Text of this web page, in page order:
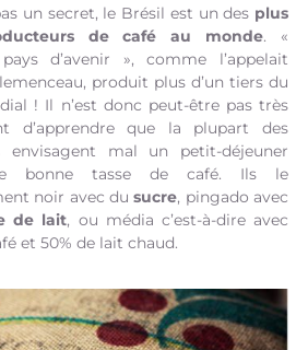
un secret, le Brésil est un des plus
de café au monde. «
pays d’avenir », comme l’appelait
produit plus d’un tiers du
! Il n’est donc peut-être pas très
d’apprendre que la plupart des
envisagent mal un petit-déjeuner
bonne tasse de café. Ils le
noir avec dusucre, pingado avec
de lait, ou média c’est-à-dire avec
et 50% de lait chaud.